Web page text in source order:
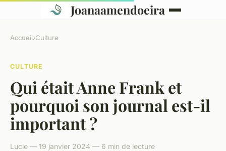
Joanaamendoeira
Accueil›Culture
CULTURE
Qui était Anne Frank et
pourquoi son journal est-il
important ?
Lucie — 19 janvier 2024 — 6 min de lecture